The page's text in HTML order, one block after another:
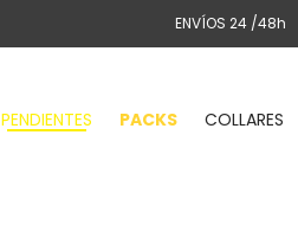
ENVÍOS 24 /48h
PENDIENTES PACKS COLLARES